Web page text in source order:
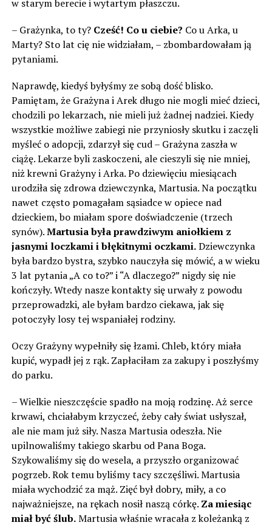
w starym berecie i wytartym płaszczu.
– Grażynka, to ty?Cześć! Co u ciebie? Co u Arka, u
Marty? Sto lat cię nie widziałam, – zbombardowałam ją
pytaniami.
Naprawdę, kiedyś byłyśmy ze sobą dość blisko.
Pamiętam, że Grażyna i Arek długo nie mogli mieć dzieci,
chodzili po lekarzach, nie mieli już żadnej nadziei. Kiedy
wszystkie możliwe zabiegi nie przyniosły skutku i zaczęli
myśleć o adopcji, zdarzył się cud – Grażyna zaszła w
ciążę. Lekarze byli zaskoczeni, ale cieszyli się nie mniej,
niż krewni Grażyny i Arka. Po dziewięciu miesiącach
urodziła się zdrowa dziewczynka, Martusia. Na początku
nawet często pomagałam sąsiadce w opiece nad
dzieckiem, bo miałam spore doświadczenie (trzech
synów).Martusia była prawdziwym aniołkiem z
jasnymi loczkami i błękitnymi oczkami.Dziewczynka
była bardzo bystra, szybko nauczyła się mówić, a w wieku
3 lat pytania „A co to?” i “A dlaczego?” nigdy się nie
kończyły. Wtedy nasze kontakty się urwały z powodu
przeprowadzki, ale byłam bardzo ciekawa, jak się
potoczyły losy tej wspaniałej rodziny.
Oczy Grażyny wypełniły się łzami. Chleb, który miała
kupić, wypadł jej z rąk. Zapłaciłam za zakupy i poszłyśmy
do parku.
– Wielkie nieszczęście spadło na moją rodzinę. Aż serce
krwawi, chciałabym krzyczeć, żeby cały świat usłyszał,
ale nie mam już siły. Nasza Martusia odeszła. Nie
upilnowaliśmy takiego skarbu od Pana Boga.
Szykowaliśmy się do wesela, a przyszło organizować
pogrzeb. Rok temu byliśmy tacy szczęśliwi. Martusia
miała wychodzić za mąż. Zięć był dobry, miły, a co
najważniejsze, na rękach nosił naszą córkę. Za miesiąc
miał być ślub.Martusia właśnie wracała z koleżanką z